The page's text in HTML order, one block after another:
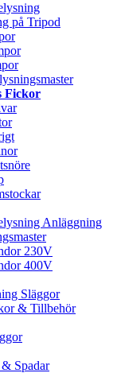
på Tripod
Fickor
Anläggning
230V
400V
Släggor
& Tillbehör
Spadar